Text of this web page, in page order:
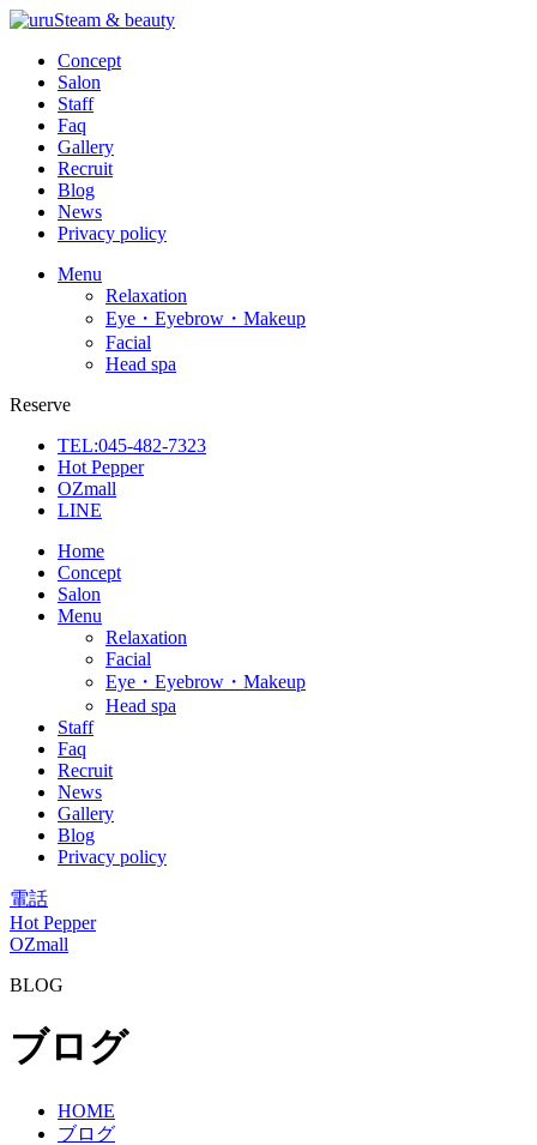
Concept
Salon
Staff
Faq
Gallery
Recruit
Blog
News
Privacy policy
Menu
Relaxation
Eye・Eyebrow・Makeup
Facial
Head spa
Reserve
TEL:045-482-7323
Hot Pepper
OZmall
LINE
Home
Concept
Salon
Menu
Relaxation
Facial
Eye・Eyebrow・Makeup
Head spa
Staff
Faq
Recruit
News
Gallery
Blog
Privacy policy
電話
Hot Pepper
OZmall
BLOG
ブログ
HOME
ブログ